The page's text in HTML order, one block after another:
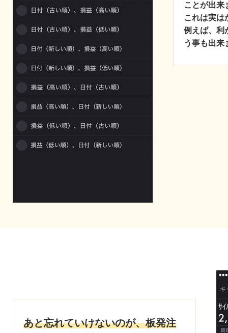
ことが出来
これは実は
例えば、利
う事も出来
あと忘れていけないのが、板発注